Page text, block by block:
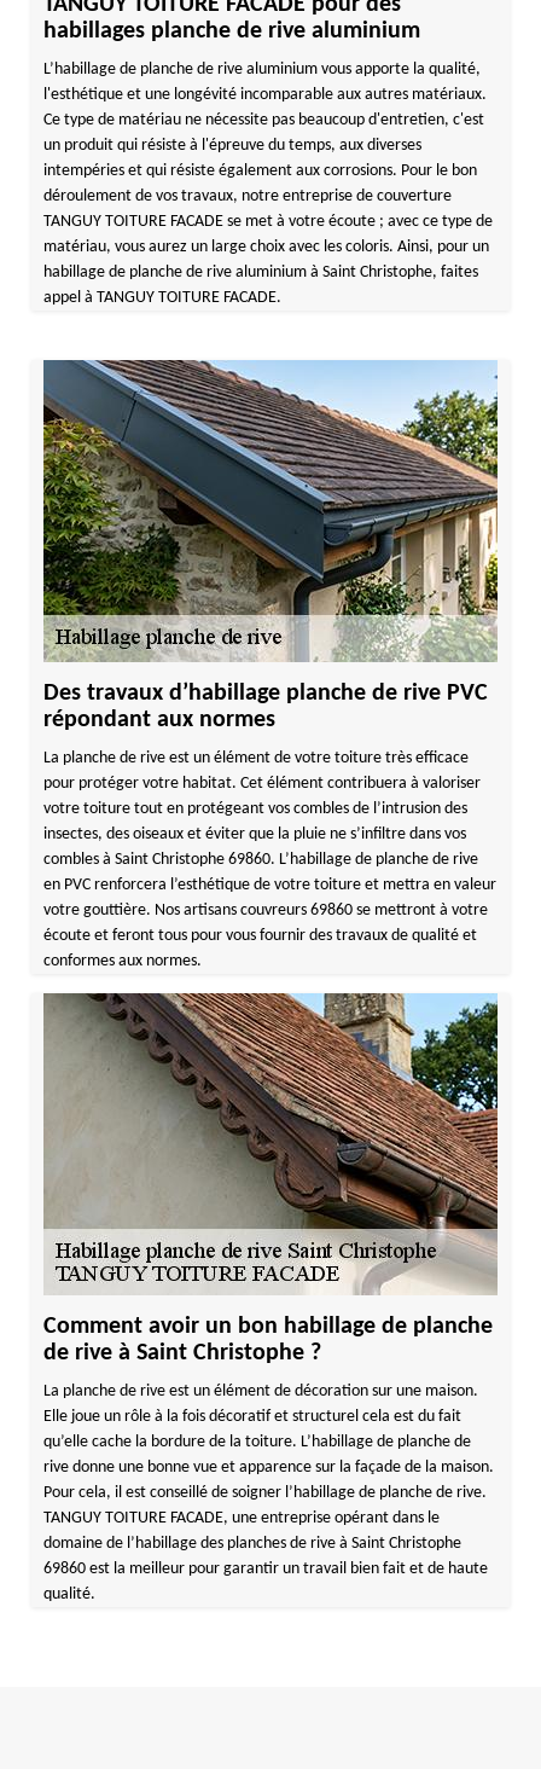
TANGUY TOITURE FACADE pour des
habillages planche de rive aluminium
L’habillage de planche de rive aluminium vous apporte la qualité,
l'esthétique et une longévité incomparable aux autres matériaux.
Ce type de matériau ne nécessite pas beaucoup d'entretien, c'est
un produit qui résiste à l'épreuve du temps, aux diverses
intempéries et qui résiste également aux corrosions. Pour le bon
déroulement de vos travaux, notre entreprise de couverture
TANGUY TOITURE FACADE se met à votre écoute ; avec ce type de
matériau, vous aurez un large choix avec les coloris. Ainsi, pour un
habillage de planche de rive aluminium à Saint Christophe, faites
appel à TANGUY TOITURE FACADE.
Des travaux d’habillage planche de rive PVC
répondant aux normes
La planche de rive est un élément de votre toiture très efficace
pour protéger votre habitat. Cet élément contribuera à valoriser
votre toiture tout en protégeant vos combles de l’intrusion des
insectes, des oiseaux et éviter que la pluie ne s’infiltre dans vos
combles à Saint Christophe 69860. L’habillage de planche de rive
en PVC renforcera l’esthétique de votre toiture et mettra en valeur
votre gouttière. Nos artisans couvreurs 69860 se mettront à votre
écoute et feront tous pour vous fournir des travaux de qualité et
conformes aux normes.
Comment avoir un bon habillage de planche
de rive à Saint Christophe ?
La planche de rive est un élément de décoration sur une maison.
Elle joue un rôle à la fois décoratif et structurel cela est du fait
qu’elle cache la bordure de la toiture. L’habillage de planche de
rive donne une bonne vue et apparence sur la façade de la maison.
Pour cela, il est conseillé de soigner l’habillage de planche de rive.
TANGUY TOITURE FACADE, une entreprise opérant dans le
domaine de l’habillage des planches de rive à Saint Christophe
69860 est la meilleur pour garantir un travail bien fait et de haute
qualité.